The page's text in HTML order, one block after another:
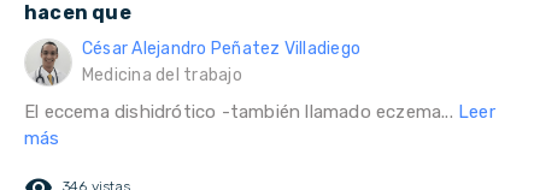
hacen que
César Alejandro Peñatez Villadiego
Medicina del trabajo
El eccema dishidrótico -también llamado eczema... Leer
más